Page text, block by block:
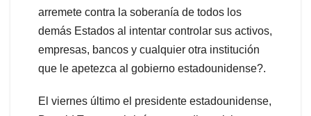
arremete contra la soberanía de todos los
demás Estados al intentar controlar sus activos,
empresas, bancos y cualquier otra institución
que le apetezca al gobierno estadounidense?.
El viernes último el presidente estadounidense,